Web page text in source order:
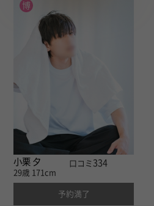
博
小栗 夕 口コミ 334
29歳 171cm
予約満了